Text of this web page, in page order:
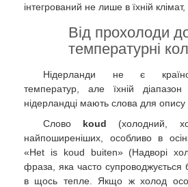
інтегрований не лише в їхній
Від прохолоди
температурні
Нідерланди не є
температур, але їхній
нідерландці мають слова для
Слово koud (холодний,
найпоширеніших, особливо в
«Het is koud buiten» (Надворі
фраза, яка часто супроводжується
в щось тепле. Якщо ж холод